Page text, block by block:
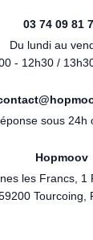
03 74 09 81
Du lundi au
- 12h30 /
sous 24h
Hopmoov
les Francs, 1
Tourcoing,